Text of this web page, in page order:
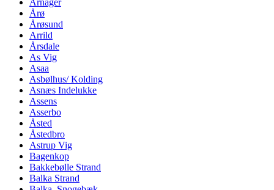
Arnager
Årø
Årøsund
Arrild
Årsdale
As Vig
Asaa
Asbølhus/ Kolding
Asnæs Indelukke
Assens
Asserbo
Åsted
Åstedbro
Astrup Vig
Bagenkop
Bakkebølle Strand
Balka Strand